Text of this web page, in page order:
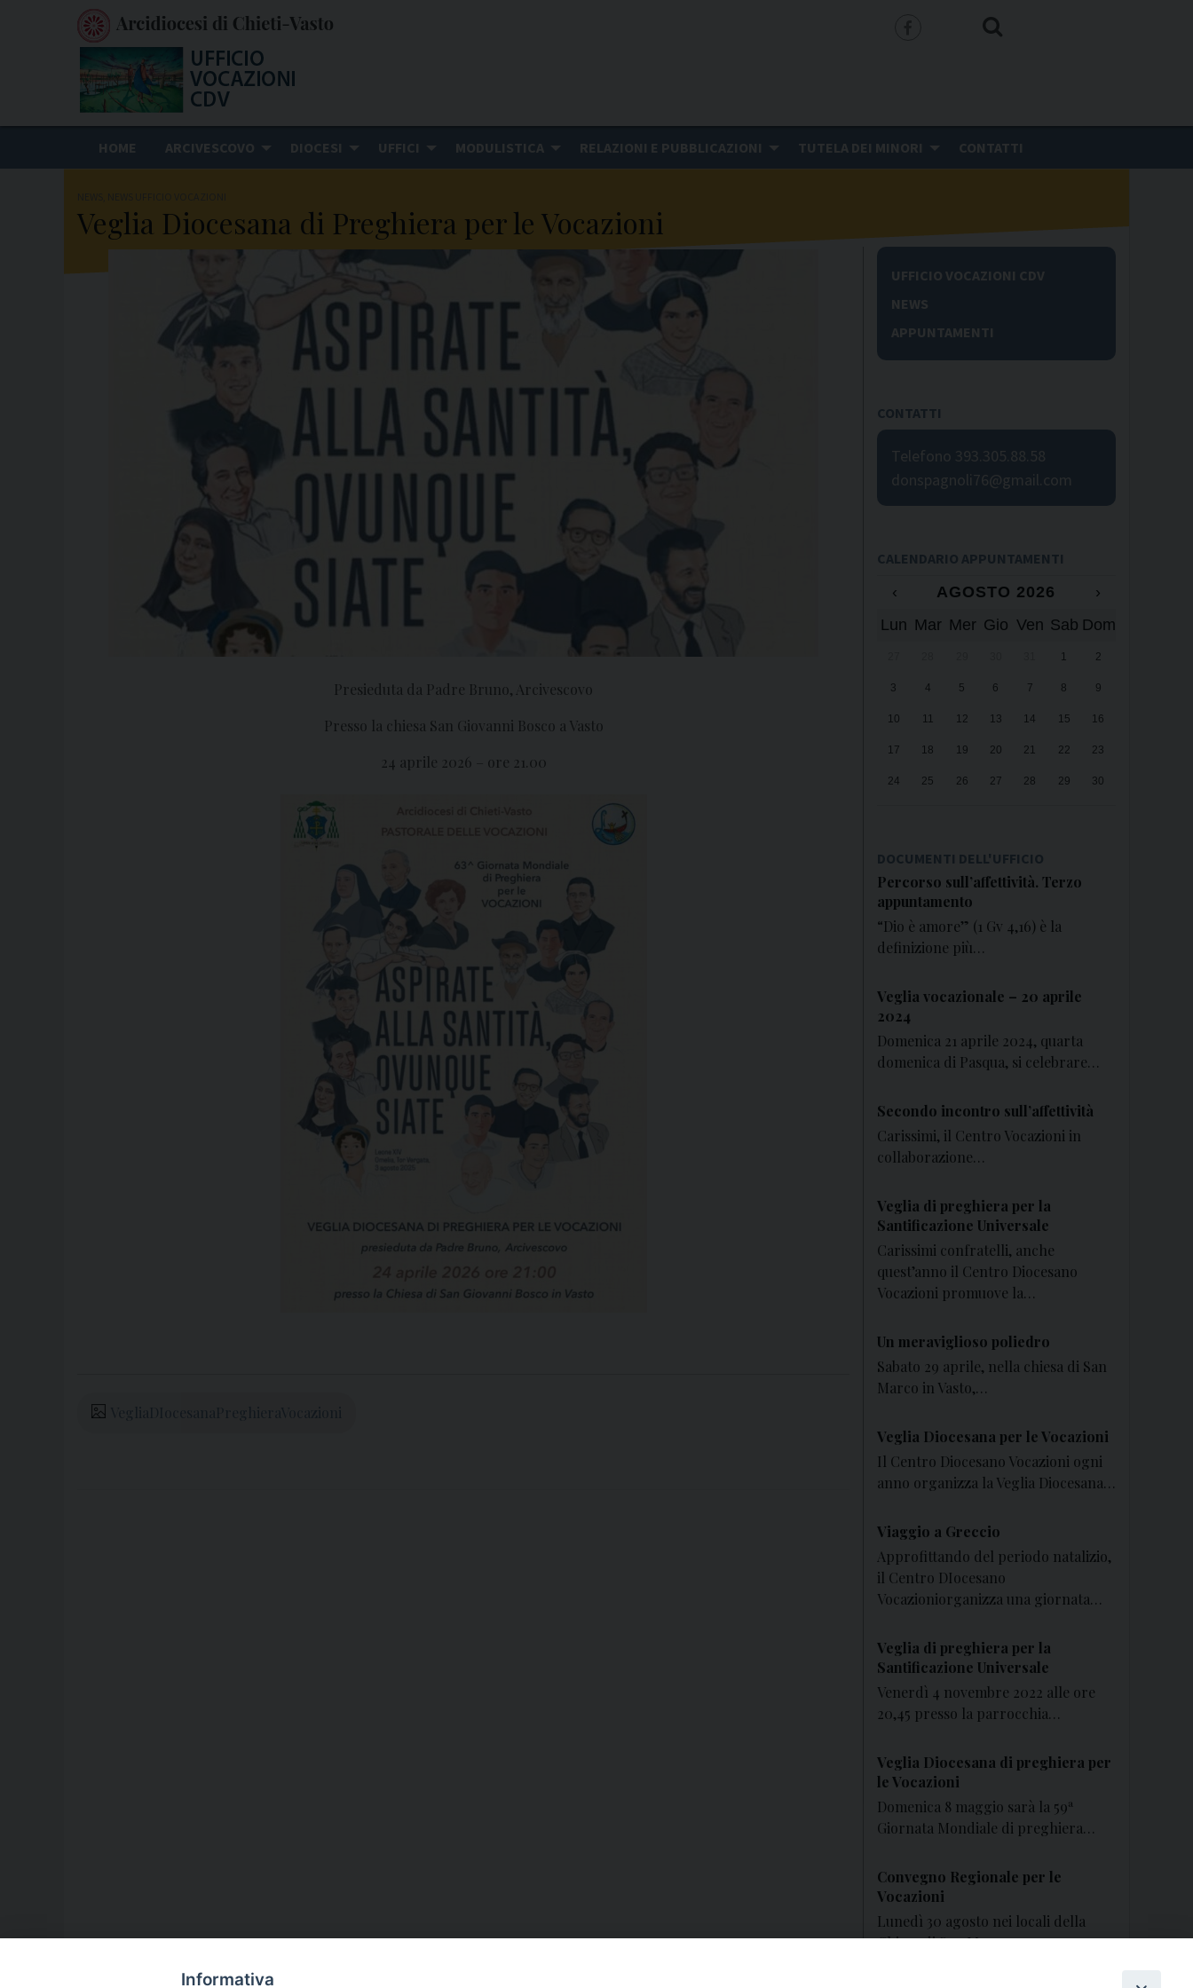
o
b
o
HOME ARCIVESCOVO DIOCESI UFFICI MODULISTICA RELAZIONI E PUBBLICAZIONI TUTELA DEI MINORI CONTATTI
Veglia Diocesana di Preghiera per le Vocazioni
Presieduta da Padre Bruno, Arcivescovo
Presso la chiesa San Giovanni Bosco a Vasto
24 aprile 2026 – ore 21.00
UFFICIO VOCAZIONI CDV
NEWS
APPUNTAMENTI
CONTATTI
Telefono 393.305.88.58
donspagnoli76@gmail.com
CALENDARIO APPUNTAMENTI
‹
AGOSTO 2026
›
Lun Mar Mer Gio Ven Sab Dom
1 2
3 4 5 6 7 8 9
10 11 12 13 14 15 16
17 18 19 20 21 22 23
24 25 26 27 28 29 30
DOCUMENTI DELL'UFFICIO
Percorso sull’affettività. Terzo
appuntamento
“Dio è amore” (1 Gv 4,16) è la
definizione più…
Veglia vocazionale – 20 aprile
2024
Domenica 21 aprile 2024, quarta
domenica di Pasqua, si celebrare…
Secondo incontro sull’affettività
Carissimi, il Centro Vocazioni in
collaborazione…
Veglia di preghiera per la
Santificazione Universale
Carissimi confratelli, anche
quest’anno il Centro Diocesano
Vocazioni promuove la…
Un meraviglioso poliedro
Sabato 29 aprile, nella chiesa di San
Marco in Vasto,…
Veglia Diocesana per le Vocazioni
Il Centro Diocesano Vocazioni ogni
anno organizza la Veglia Diocesana…
Viaggio a Greccio
Approfittando del periodo natalizio,
il Centro DIocesano
Vocazioniorganizza una giornata…
Veglia di preghiera per la
Santificazione Universale
Venerdì 4 novembre 2022 alle ore
20,45 presso la parrocchia…
Veglia Diocesana di preghiera per
le Vocazioni
Domenica 8 maggio sarà la 59ª
Giornata Mondiale di preghiera…
Convegno Regionale per le
Vocazioni
Lunedì 30 agosto nei locali della
Chiesa di San Marco…
Informativa